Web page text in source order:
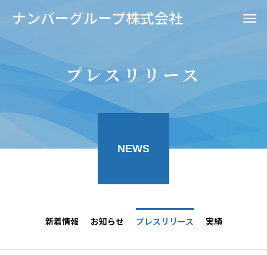
ナンバーグループ株式会社
プレスリリース
NEWS
新着情報 お知らせ プレスリリース 実績